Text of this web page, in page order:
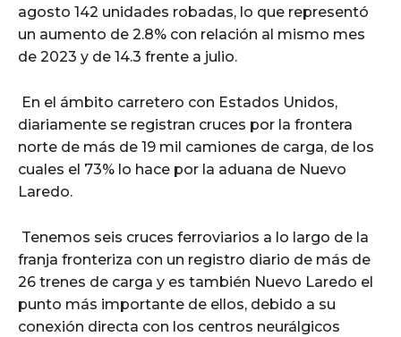
agosto 142 unidades robadas, lo que representó
un aumento de 2.8% con relación al mismo mes
de 2023 y de 14.3 frente a julio.
En el ámbito carretero con Estados Unidos,
diariamente se registran cruces por la frontera
norte de más de 19 mil camiones de carga, de los
cuales el 73% lo hace por la aduana de Nuevo
Laredo.
Tenemos seis cruces ferroviarios a lo largo de la
franja fronteriza con un registro diario de más de
26 trenes de carga y es también Nuevo Laredo el
punto más importante de ellos, debido a su
conexión directa con los centros neurálgicos